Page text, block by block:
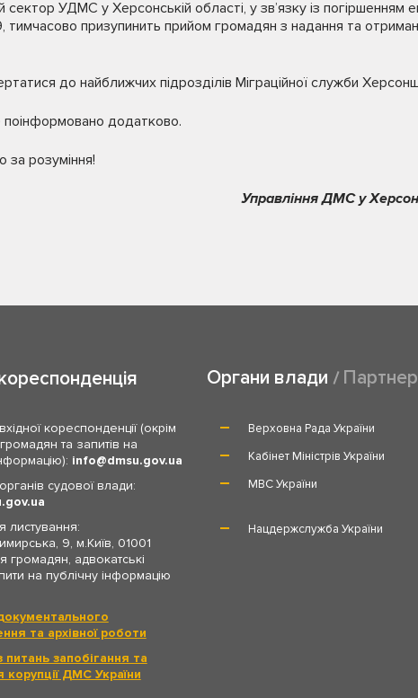
УДМС у Херсонській області, у зв’язку із погіршенням
тимчасово призупинить прийом громадян з надання та
до найближчих підрозділів Міграційної служби
додатково.
за розуміння!
Управління ДМС у
кореспонденції (окрім
та запитів на
info
dmsu.gov.ua
судової влади:
листування:
9, м.Київ, 01001
громадян, адвокатські
на публічну інформацію
та архівної роботи
питань запобігання та
корупції ДМС України
Органи влади
Верховна Рада України
Кабінет Міністрів України
МВС України
Нацдержслужба України